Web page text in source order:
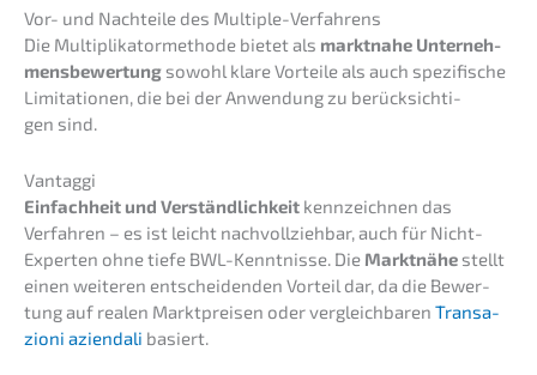
Vor- und Nachtei­le des Multiple-Verfahrens
Die Multi­pli­ka­tor­me­tho­de bietet als markt­na­he Unter­neh­
mens­be­wer­tungsowohl klare Vortei­le als auch spezi­fi­sche
Limita­tio­nen, die bei der Anwen­dung zu berück­sich­ti­
gen sind.
Vantag­gi
Einfach­heit und Verständ­lich­keit kennzeich­nen das
Verfah­ren – es ist leicht nachvoll­zieh­bar, auch für Nicht-
Exper­ten ohne tiefe BWL-Kennt­nis­se. Die Markt­nä­hestellt
einen weite­ren entschei­den­den Vorteil dar, da die Bewer­
tung auf realen Markt­prei­sen oder vergleich­ba­ren Transa­
zio­ni aziend­a­li basiert.